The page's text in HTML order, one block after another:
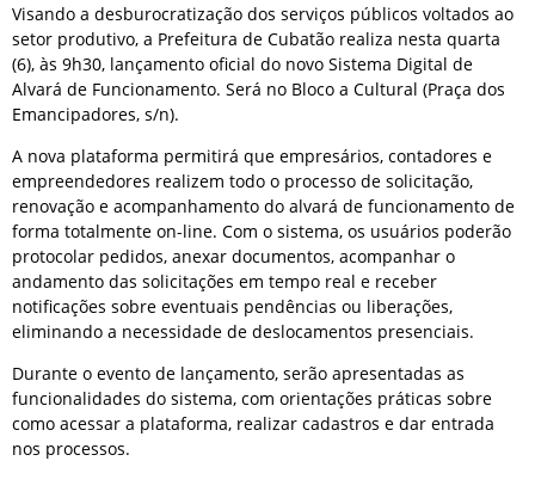
Visando a desburocratização dos serviços públicos voltados ao
setor produtivo, a Prefeitura de Cubatão realiza nesta quarta
(6), às 9h30, lançamento oficial do novo Sistema Digital de
Alvará de Funcionamento. Será no Bloco a Cultural (Praça dos
Emancipadores, s/n).
A nova plataforma permitirá que empresários, contadores e
empreendedores realizem todo o processo de solicitação,
renovação e acompanhamento do alvará de funcionamento de
forma totalmente on-line. Com o sistema, os usuários poderão
protocolar pedidos, anexar documentos, acompanhar o
andamento das solicitações em tempo real e receber
notificações sobre eventuais pendências ou liberações,
eliminando a necessidade de deslocamentos presenciais.
Durante o evento de lançamento, serão apresentadas as
funcionalidades do sistema, com orientações práticas sobre
como acessar a plataforma, realizar cadastros e dar entrada
nos processos.